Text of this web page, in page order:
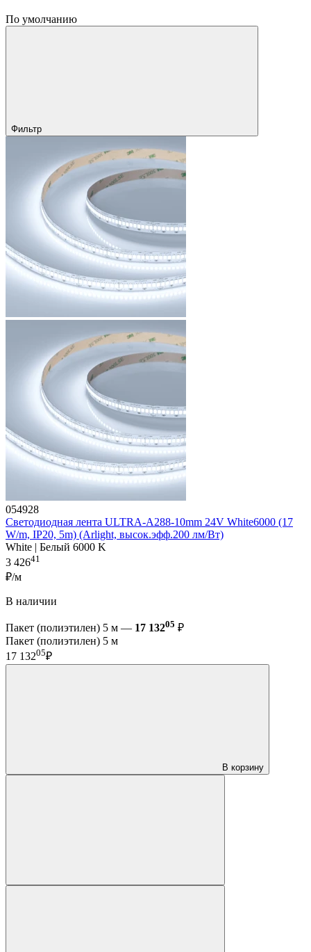
По умолчанию
Фильтр
054928
Светодиодная лента ULTRA-A288-10mm 24V White6000 (17
W/m, IP20, 5m) (Arlight, высок.эфф.200 лм/Вт)
White | Белый 6000 K
3 42641
₽/м
В наличии
Пакет (полиэтилен) 5 м — 17 13205 ₽
Пакет (полиэтилен) 5 м
17 13205₽
В корзину